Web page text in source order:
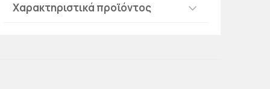
Χαρακτηριστικά προϊόντος